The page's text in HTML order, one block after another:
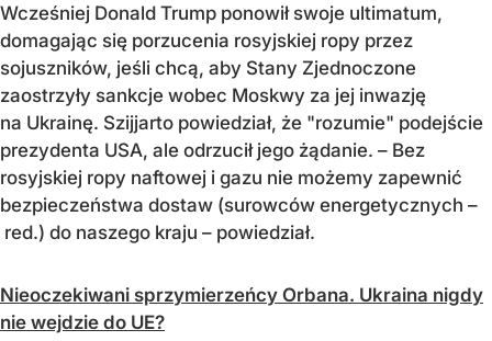
Wcześniej Donald Trump ponowił swoje ultimatum,
domagając się porzucenia rosyjskiej ropy przez
sojuszników, jeśli chcą, aby Stany Zjednoczone
zaostrzyły sankcje wobec Moskwy za jej inwazję
na Ukrainę. Szijjarto powiedział, że "rozumie" podejście
prezydenta USA, ale odrzucił jego żądanie. – Bez
rosyjskiej ropy naftowej i gazu nie możemy zapewnić
bezpieczeństwa dostaw (surowców energetycznych –
red.) do naszego kraju – powiedział.
Nieoczekiwani sprzymierzeńcy Orbana. Ukraina nigdy
nie wejdzie do UE?